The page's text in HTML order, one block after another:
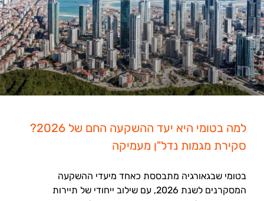
למה בטומי היא יעד ההשקעה החם של 2026?
סקירת מגמות נדל"ן מעמיקה
בטומי שבגאורגיה מתבססת כאחד מיעדי ההשקעה
המסקרנים לשנת 2026, עם שילוב ייחודי של תיירות